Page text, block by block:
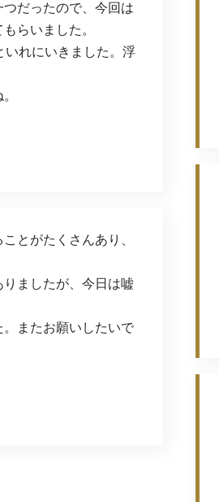
だったので、今回は
らいました。
いれにいきました。浮
とがたくさんあり、
ましたが、今日は嘘
またお願いしたいで